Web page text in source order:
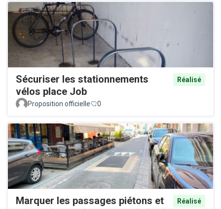
Sécuriser les stationnements
vélos place Job
Réalisé
Proposition officielle 0
Marquer les passages piétons et
Réalisé